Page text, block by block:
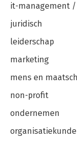
it-management /
juridisch
leiderschap
marketing
mens en
non-profit
ondernemen
organisatiekunde